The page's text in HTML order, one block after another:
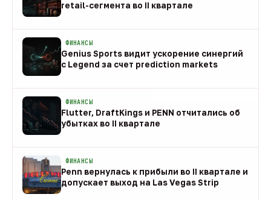
retail-сегмента во II квартале
ФИНАНСЫ
Genius Sports видит ускорение синергий
с Legend за счет prediction markets
ФИНАНСЫ
Flutter, DraftKings и PENN отчитались об
убытках во II квартале
ФИНАНСЫ
Penn вернулась к прибыли во II квартале и
допускает выход на Las Vegas Strip